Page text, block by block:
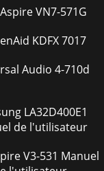
VN7-571G
KDFX 7017
Audio 4-710d
de l'utilisateur